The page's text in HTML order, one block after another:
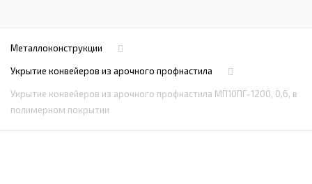
Металлоконструкции
Укрытие конвейеров из арочного профнастила
Укрытие конвейеров из арочного профнастила МП10ПГ-1200, 0,6, в
полимерном покрытии